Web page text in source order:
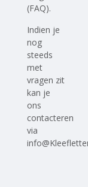
(FAQ).
Indien je
nog
steeds
met
vragen zit
kan je
ons
contacteren
via